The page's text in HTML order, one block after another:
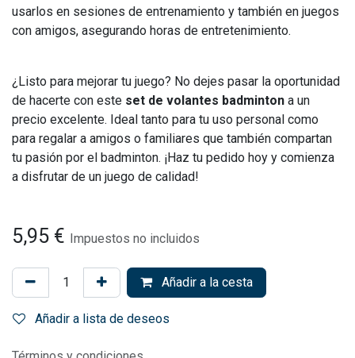
usarlos en sesiones de entrenamiento y también en juegos
con amigos, asegurando horas de entretenimiento.
¿Listo para mejorar tu juego? No dejes pasar la oportunidad
de hacerte con este set de volantes badminton a un
precio excelente. Ideal tanto para tu uso personal como
para regalar a amigos o familiares que también compartan
tu pasión por el badminton. ¡Haz tu pedido hoy y comienza
a disfrutar de un juego de calidad!
5,95 € Impuestos no incluidos
Añadir a la cesta
Añadir a lista de deseos